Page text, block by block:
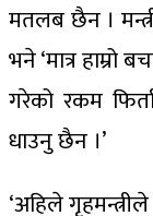
मतलब छैन ।
भने ‘मात्र
गरेको रकम
धाउनु छैन ।’
‘अहिले